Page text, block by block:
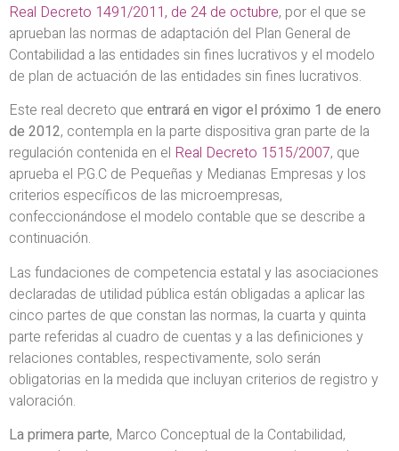
Real Decreto 1491/2011, de 24 de octubre, por el que se
aprueban las normas de adaptación del Plan General de
Contabilidad a las entidades sin fines lucrativos y el modelo
de plan de actuación de las entidades sin fines lucrativos.
Este real decreto que entrará en vigor el próximo 1 de enero
de 2012, contempla en la parte dispositiva gran parte de la
regulación contenida en el Real Decreto 1515/2007, que
aprueba el P.G.C de Pequeñas y Medianas Empresas y los
criterios específicos de las microempresas,
confeccionándose el modelo contable que se describe a
continuación.
Las fundaciones de competencia estatal y las asociaciones
declaradas de utilidad pública están obligadas a aplicar las
cinco partes de que constan las normas, la cuarta y quinta
parte referidas al cuadro de cuentas y a las definiciones y
relaciones contables, respectivamente, solo serán
obligatorias en la medida que incluyan criterios de registro y
valoración.
La primera parte, Marco Conceptual de la Contabilidad,